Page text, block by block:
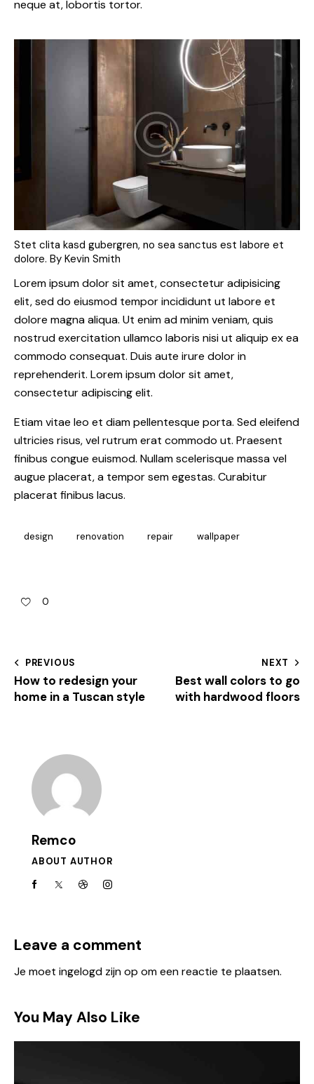
neque at, lobortis tortor.
Stet clita kasd gubergren, no sea sanctus est labore et
dolore. By Kevin Smith
Lorem ipsum dolor sit amet, consectetur adipisicing
elit, sed do eiusmod tempor incididunt ut labore et
dolore magna aliqua. Ut enim ad minim veniam, quis
nostrud exercitation ullamco laboris nisi ut aliquip ex ea
commodo consequat. Duis aute irure dolor in
reprehenderit. Lorem ipsum dolor sit amet,
consectetur adipiscing elit.
Etiam vitae leo et diam pellentesque porta. Sed eleifend
ultricies risus, vel rutrum erat commodo ut. Praesent
finibus congue euismod. Nullam scelerisque massa vel
augue placerat, a tempor sem egestas. Curabitur
placerat finibus lacus.
design renovation repair wallpaper
0
PREVIOUS
How to redesign your
home in a Tuscan style
NEXT
Best wall colors to go
with hardwood floors
Remco
ABOUT AUTHOR
Leave a comment
Je moet ingelogd zijn op om een reactie te plaatsen.
You May Also Like